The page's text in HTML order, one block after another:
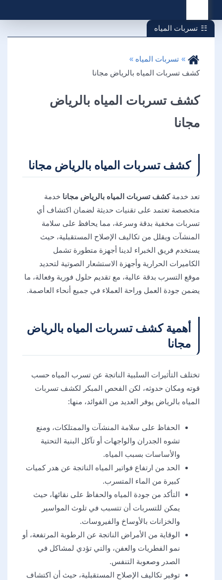
القائمة
تسربات المياه
تسربات المياه
كشف تسربات المياه بالرياض مجانا
كشف تسربات المياه بالرياض
مجانا
كشف تسربات المياه بالرياض مجانا
تعد خدمةكشف تسربات المياه بالرياض مجانا خدمة
متخصصة تعتمد على تقنيات حديثة لضمان اكتشاف أي
تسربات مخفية بدقة وسرعة، مما يحافظ على سلامة
المنشآت ويقلل من تكاليف الإصلاح المستقبلية، حيث
يستخدم فريق الخبراء لدينا أجهزة متطورة تشمل
الكاميرات الحرارية وأجهزة الاستشعار الصوتية لتحديد
موقع التسرب بدقة عالية، مع تقديم حلول فورية وفعالة، ما
يضمن جودة العمل وراحة العملاء في جميع أنحاء العاصمة.
أهمية كشف تسربات المياه بالرياض
مجانا
تختلف التأثيرات السلبية الناتجة عن تسرب المياه حسب
قوته ومكان حدوثه، لكن الفحص المبكر لكشف تسربات
المياه بالرياض يوفر العديد من الفوائد، منها:
الحفاظ على سلامة المنشآت والممتلكات، ومنع
تشوه الجدران والواجهات أو تآكل البنية التحتية
والأساسات بسبب المياه.
الحد من ارتفاع فواتير المياه الناتجة عن هدر كميات
كبيرة من الماء المتسرب.
التأكد من جودة المياه والحفاظ على نقائها، حيث
يمكن للتسربات أن تتسبب في تلوث المواسير
والخزانات بالأوساخ والفيروسات.
الوقاية من الأمراض الناتجة عن الرطوبة المرتفعة، أو
نمو الفطريات والعفن، والتي تؤدي لمشاكل في
الصدر وصعوبة التنفس.
توفير تكاليف الإصلاح المستقبلية، حيث أن اكتشاف